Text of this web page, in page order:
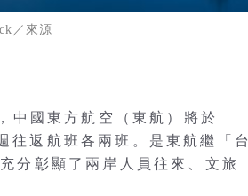
／來源
中國東方航空（東航）將於
返航班各兩班。是東航繼「台
分彰顯了兩岸人員往來、文旅